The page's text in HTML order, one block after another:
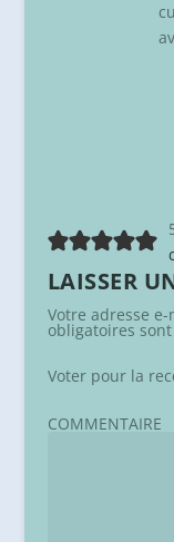
LAISSER
Votre adresse
obligatoires
Voter pour la
COMMENTAIRE